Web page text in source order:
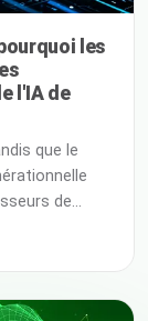
les
l'IA de
que le
de
et des